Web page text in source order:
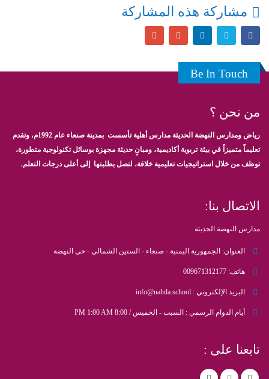
مشاركة هذه المشاركة
Be In Touch
من نحن ؟
رياض ومدارس النهضة الحديثة مدارس أهلية تأسست بمدينة صنعاء عام 1992م، وتقدم
تعليماً متميزاً في بيئة تربوية أكاديمية، ومبانٍ حديثة مجهزة بوسائل تكنولوجية متطورة،
توظف من خلال استراتيجيات تعليمية خلاقة، لتصل بطلبتها إلى أعلى درجات التعلم.
الاتصال بنا:
مدارس النهضة الحديثة
العنوان: الجمهورية اليمنية - صنعاء - الستين الشمالي - حي النهضة
هاتف: 009671312177
البريد الإلكتروني : info@nahda.school
أيام الدوام الرسمي : السبت - الخميس / 8:00 PM 1:00 AM
تابعنا على :